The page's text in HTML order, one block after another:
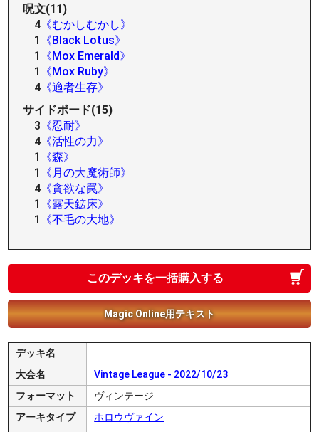
呪文(11)
4 《むかしむかし》
1
《Black Lotus》
1
《Mox Emerald》
1
《Mox Ruby》
4 《適者生存》
サイドボード(15)
3 《忍耐》
4 《活性の力》
1
《森》
1
《月の大魔術師》
4 《貪欲な罠》
1
《露天鉱床》
1
《不毛の大地》
このデッキを一括購入する
Magic Online用テキスト
デッキ名
大会名
Vintage League - 2022/10/23
フォーマット
ヴィンテージ
アーキタイプ
ホロウヴァイン